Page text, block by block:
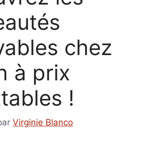
chez
à prix
!
Virginie Blanco